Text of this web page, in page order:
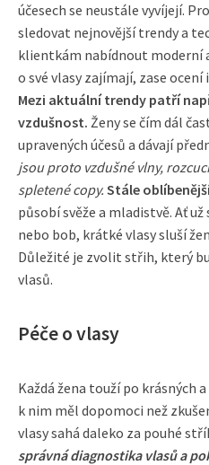
účesech se neustále vyvíjejí.
sledovat nejnovější trendy a
klientkám nabídnout moderní
o své vlasy zajímají, zase
Mezi aktuální trendy patří
vzdušnost. Ženy se čím dál
upravených účesů a dávají
jsou proto vzdušné vlny,
spletené copy. Stále
působí svěže a mladistvě. Ať
nebo bob, krátké vlasy sluší
Důležité je zvolit střih, který
vlasů.
Péče o vlasy
Každá žena touží po krásných
k nim měl dopomoci než
vlasy sahá daleko za pouhé
správná diagnostika vlasů a